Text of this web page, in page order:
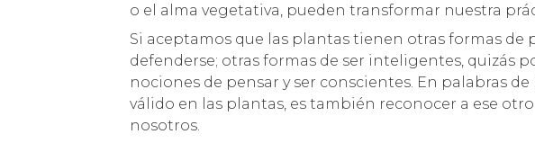
o el alma vegetativa, pueden transformar nuestra
Si aceptamos que las plantas tienen otras formas de
defenderse; otras formas de ser inteligentes, quizás
nociones de pensar y ser conscientes. En palabras de
válido en las plantas, es también reconocer a ese
nosotros.